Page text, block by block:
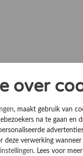
over
, maakt gebruik van
na te gaan en
deze verwerking
instellingen. Lees voor